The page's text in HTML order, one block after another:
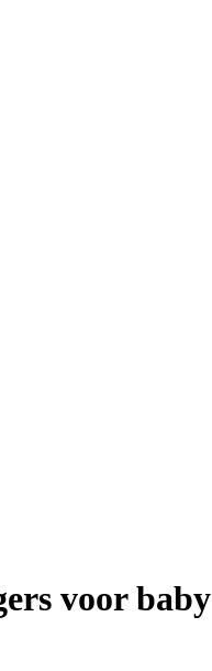
voor baby